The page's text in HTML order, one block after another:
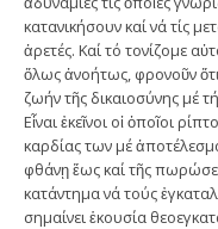
κατανικήσουν καί νά τίς
ἀρετές. Καί τό τονίζομε
ὅλως ἀνοήτως, φρονοῦν
ζωήν τῆς δικαιοσύνης μέ
Εἶναι ἐκεῖνοι οἱ ὁποῖοι
καρδίας των μέ
φθάνῃ ἕως καί τῆς
κατάντημα νά τούς
σημαίνει ἑκουσία